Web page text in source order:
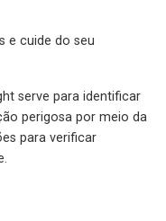
e cuide do seu
serve para identificar
perigosa por meio da
para verificar